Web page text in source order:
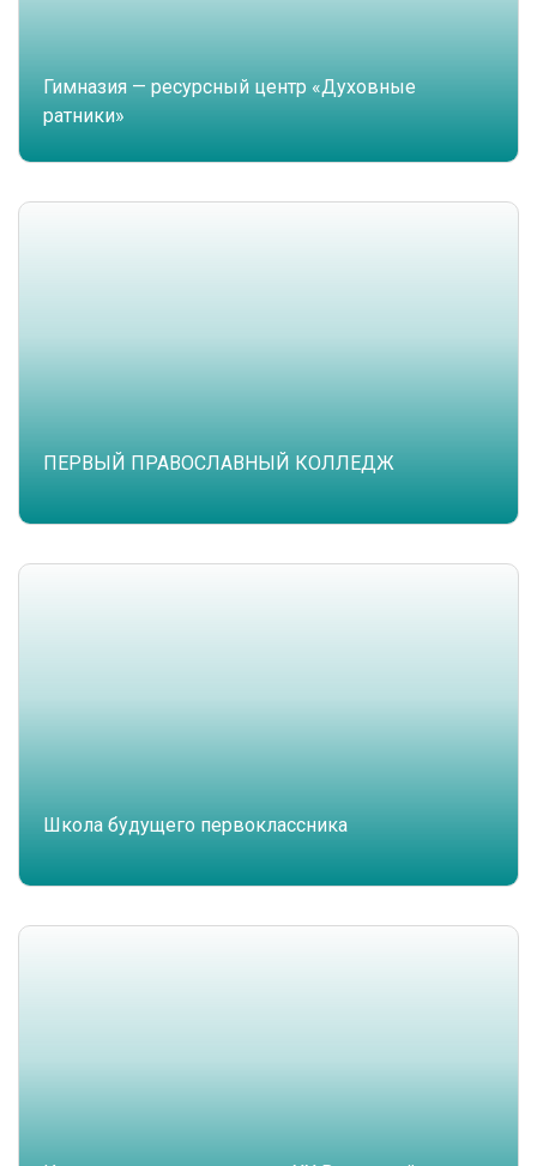
Гимназия — ресурсный центр «Духовные
ратники»
ПЕРВЫЙ ПРАВОСЛАВНЫЙ КОЛЛЕДЖ
Школа будущего первоклассника